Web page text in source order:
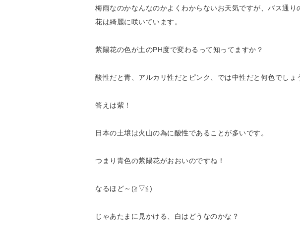
梅雨なのかなんなのかよくわからないお天気ですが、バス通り
花は綺麗に咲いています。
紫陽花の色が土のPH度で変わるって知ってますか？
酸性だと青、アルカリ性だとピンク、では中性だと何色でしょ
答えは紫！
日本の土壌は火山の為に酸性であることが多いです。
つまり青色の紫陽花がおおいのですね！
なるほど～(≧▽≦)
じゃあたまに見かける、白はどうなのかな？